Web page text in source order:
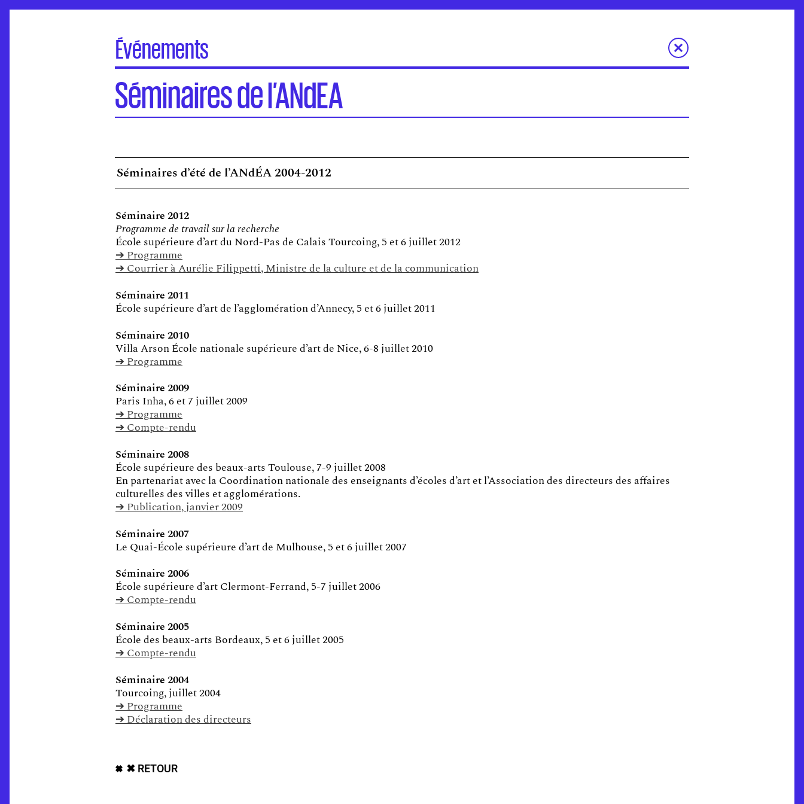
Événements
Portes Ouvertes
Visite virtuelle des écoles
EuroFabrique
Accompagnement des établissements
Séminaires de l’ANdEA
Séminaires d’été de l’ANdÉA 2004-2012
Séminaire 2012
Programme de travail sur la recherche
École supérieure d’art du Nord-Pas de Calais Tourcoing, 5 et 6 juillet 2012
➔ Programme
➔ Courrier à Aurélie Filippetti, Ministre de la culture et de la communication
Séminaire 2011
École supérieure d’art de l’agglomération d’Annecy, 5 et 6 juillet 2011
Séminaire 2010
Villa Arson École nationale supérieure d’art de Nice, 6-8 juillet 2010
➔ Programme
Séminaire 2009
Paris Inha, 6 et 7 juillet 2009
➔ Programme
➔ Compte-rendu
Séminaire 2008
École supérieure des beaux-arts Toulouse, 7-9 juillet 2008
En partenariat avec la Coordination nationale des enseignants d’écoles d’art et l’Association des directeurs des affaires
culturelles des villes et agglomérations.
➔ Publication, janvier 2009
Séminaire 2007
Le Quai-École supérieure d’art de Mulhouse, 5 et 6 juillet 2007
Séminaire 2006
École supérieure d’art Clermont-Ferrand, 5-7 juillet 2006
➔ Compte-rendu
Séminaire 2005
École des beaux-arts Bordeaux, 5 et 6 juillet 2005
➔ Compte-rendu
Séminaire 2004
Tourcoing, juillet 2004
➔ Programme
➔ Déclaration des directeurs
✖ RETOUR